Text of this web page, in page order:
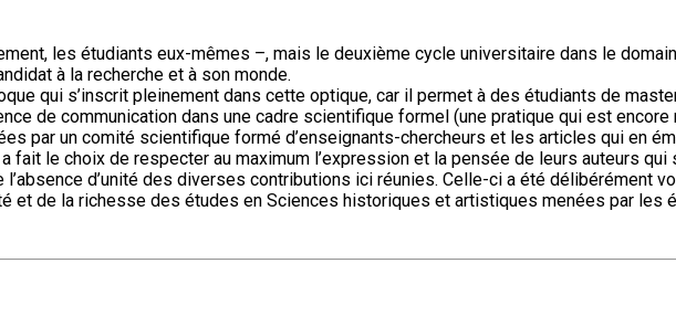
les étudiants eux-mêmes –, mais le deuxième cycle universitaire dans le
à la recherche et à son monde.
qui s’inscrit pleinement dans cette optique, car il permet à des étudiants de
de communication dans une cadre scientifique formel (une pratique qui est encore
par un comité scientifique formé d’enseignants-chercheurs et les articles qui en
fait le choix de respecter au maximum l’expression et la pensée de leurs auteurs
d’unité des diverses contributions ici réunies. Celle-ci a été délibérément
et de la richesse des études en Sciences historiques et artistiques menées par les